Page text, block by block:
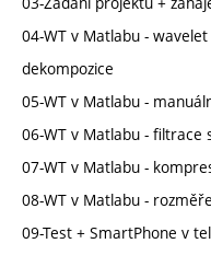
04-WT v Matlabu -
dekompozice
05-WT v Matlabu -
06-WT v Matlabu - filtrace
07-WT v Matlabu -
08-WT v Matlabu -
09-Test + SmartPhone v